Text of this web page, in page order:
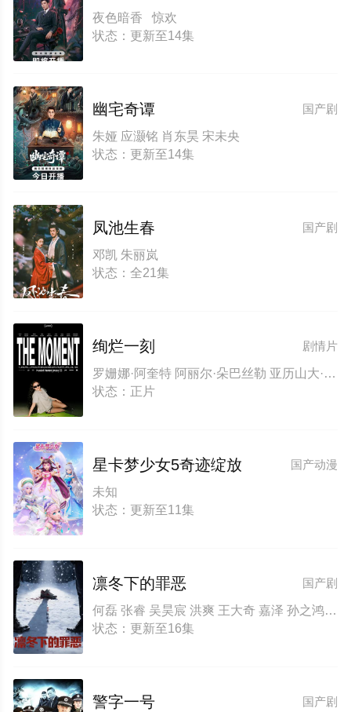
夜色暗香 惊欢
状态：更新至14集
国产剧
幽宅奇谭
朱娅 应灏铭 肖东昊 宋未央
状态：更新至14集
国产剧
凤池生春
邓凯 朱丽岚
状态：全21集
剧情片
绚烂一刻
罗姗娜·阿奎特 阿丽尔·朵巴丝勒 亚历山大·斯卡斯加德 凯特·贝兰特 詹米·德米特鲁 海利·盖茨 凯莉·詹娜 莎拉·贝克·马瑟 埃什·阿拉迪 里什·沙阿 艾萨克·鲍威尔 瑞秋·塞诺特 特鲁·马伦 瑞安娜·杜斯 迈克尔·沃克耶 查莉XCX Richard·Perez Keanan·Cantrell James·Bayes Mel·Ottenberg
状态：正片
国产动漫
星卡梦少女5奇迹绽放
未知
状态：更新至11集
国产剧
凛冬下的罪恶
何磊 张睿 吴昊宸 洪爽 王大奇 嘉泽 孙之鸿 肖涵 左腾云 刘伟峰 王心嫚 窦新豪 苏宥辰 李繁 刘亭希 刘朔豪 洪冰瑶 刘佳萌 李蒲赫 徐章
状态：更新至16集
国产剧
警字一号